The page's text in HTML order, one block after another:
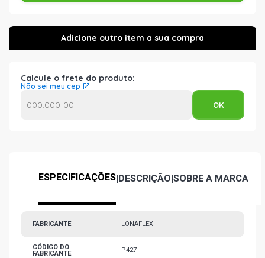
Calcule o frete do produto:
Não sei meu cep
ESPECIFICAÇÕES|DESCRIÇÃO|SOBRE A MARCA
FABRICANTE LONAFLEX
CÓDIGO DO
FABRICANTE
P427